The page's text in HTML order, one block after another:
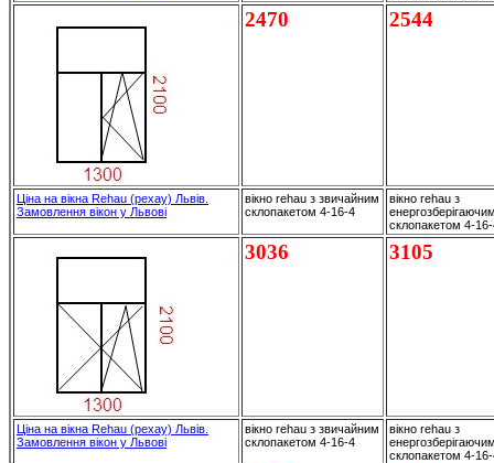
2470 2544
Ціна на вікна Rehau (рехау) Львів.
Замовлення вікон у Львові
вікно rehau з звичайним
склопакетом 4-16-4
вікно rehau з
склопакетом 4-
3036 3105
Ціна на вікна Rehau (рехау) Львів.
Замовлення вікон у Львові
вікно rehau з звичайним
склопакетом 4-16-4
вікно rehau з
склопакетом 4-